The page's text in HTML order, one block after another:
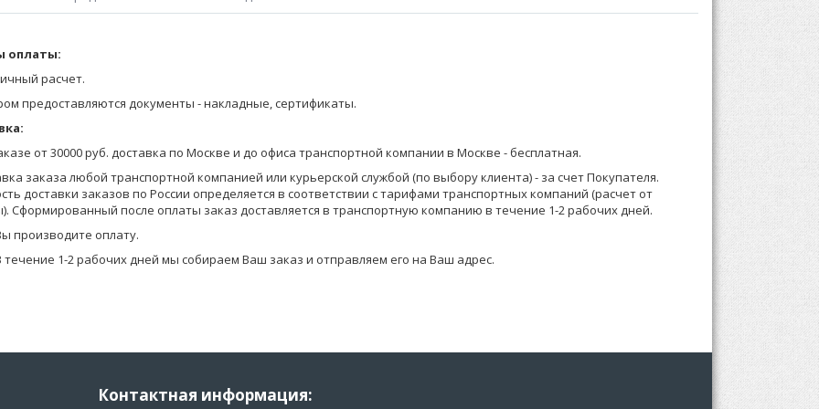
брюки зауженные из футера с начесом, с боковыми карманами. Пояс пришивной с резинкой и шнуром. Низ изделия
в индивидуальную упаковку с подвесом для удобства размещения в торговом зале.
заявку на получение Прайса любым удобным для Вас способом:
на сайте;
позвоните по телефону 8-800-770-03-67 (бесплатно по России), 8(495) 921-13-67 (Москва) или 8 (916) 58-544-58;
Мы высылаем Вам бланки заказа с ценами на электронную почту.
Вы формируете заказ в бланках (в формате Эксель) и отправляете его менеджеру или формируете заказ по телефону.
детали оплаты и доставки, мы предоставляем Вам скидку в зависимости от суммы заказа, Выставляем счет
оплату.
производите оплату.
течение 1-2 рабочих дней мы собираем Ваш заказ и отправляем его на Ваш адрес.
оплаты:
расчет.
предоставляются документы - накладные, сертификаты.
от 30000 руб. доставка по Москве и до офиса транспортной компании в Москве -бесплатная.
заказа любой транспортной компанией или курьерской службой (по выбору клиента) - за счет Покупателя.
доставки заказов по России определяется в соответствии с тарифами транспортных компаний (расчет от
Сформированный после оплаты заказ доставляется в транспортную компанию в течение 1-2 рабочих дней.
Контактная информация: